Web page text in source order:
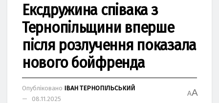
Ексдружина співака з
Тернопільщини вперше
після розлучення показала
нового бойфренда
Опубліковано ІВАН ТЕРНОПІЛЬСЬКИЙ
08.11.2025
AA